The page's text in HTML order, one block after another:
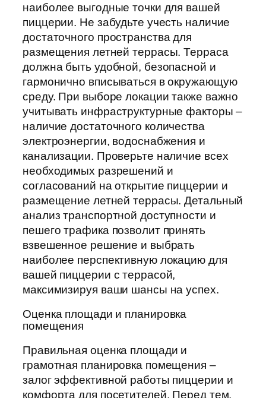
наиболее выгодные точки для вашей
пиццерии. Не забудьте учесть наличие
достаточного пространства для
размещения летней террасы. Терраса
должна быть удобной, безопасной и
гармонично вписываться в окружающую
среду. При выборе локации также важно
учитывать инфраструктурные факторы –
наличие достаточного количества
электроэнергии, водоснабжения и
канализации. Проверьте наличие всех
необходимых разрешений и
согласований на открытие пиццерии и
размещение летней террасы. Детальный
анализ транспортной доступности и
пешего трафика позволит принять
взвешенное решение и выбрать
наиболее перспективную локацию для
вашей пиццерии с террасой,
максимизируя ваши шансы на успех.
Оценка площади и планировка
помещения
Правильная оценка площади и
грамотная планировка помещения –
залог эффективной работы пиццерии и
комфорта для посетителей. Перед тем,